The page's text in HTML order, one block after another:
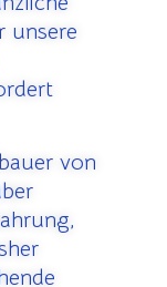
unsere
von